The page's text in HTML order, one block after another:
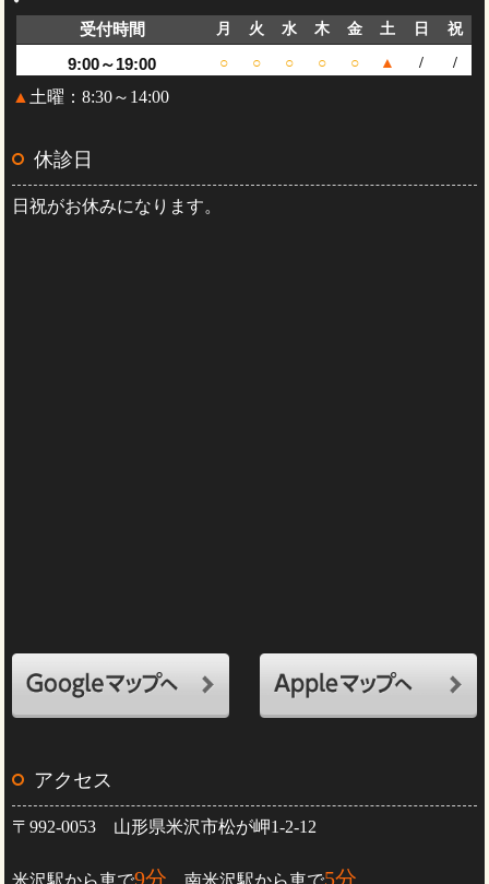
受付時間 月 火 水 木 金 土 日 祝
9:00～19:00 ○ ○ ○ ○ ○ ▲ / /
▲ 土曜：8:30～14:00
休診日
日祝がお休みになります。
アクセス
〒992-0053 山形県米沢市松が岬1-2-12
9分 5分